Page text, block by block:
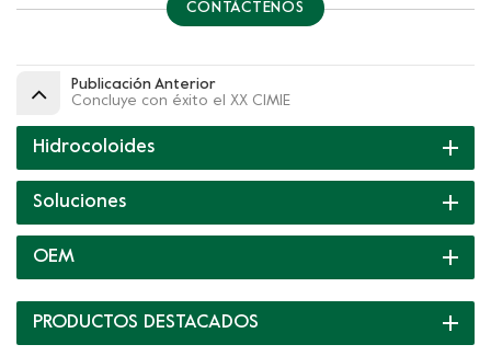
CONTÁCTENOS
Publicación Anterior
Concluye con éxito el XX CIMIE
Hidrocoloides
Soluciones
OEM
PRODUCTOS DESTACADOS